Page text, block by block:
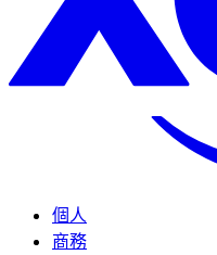
個人
商務